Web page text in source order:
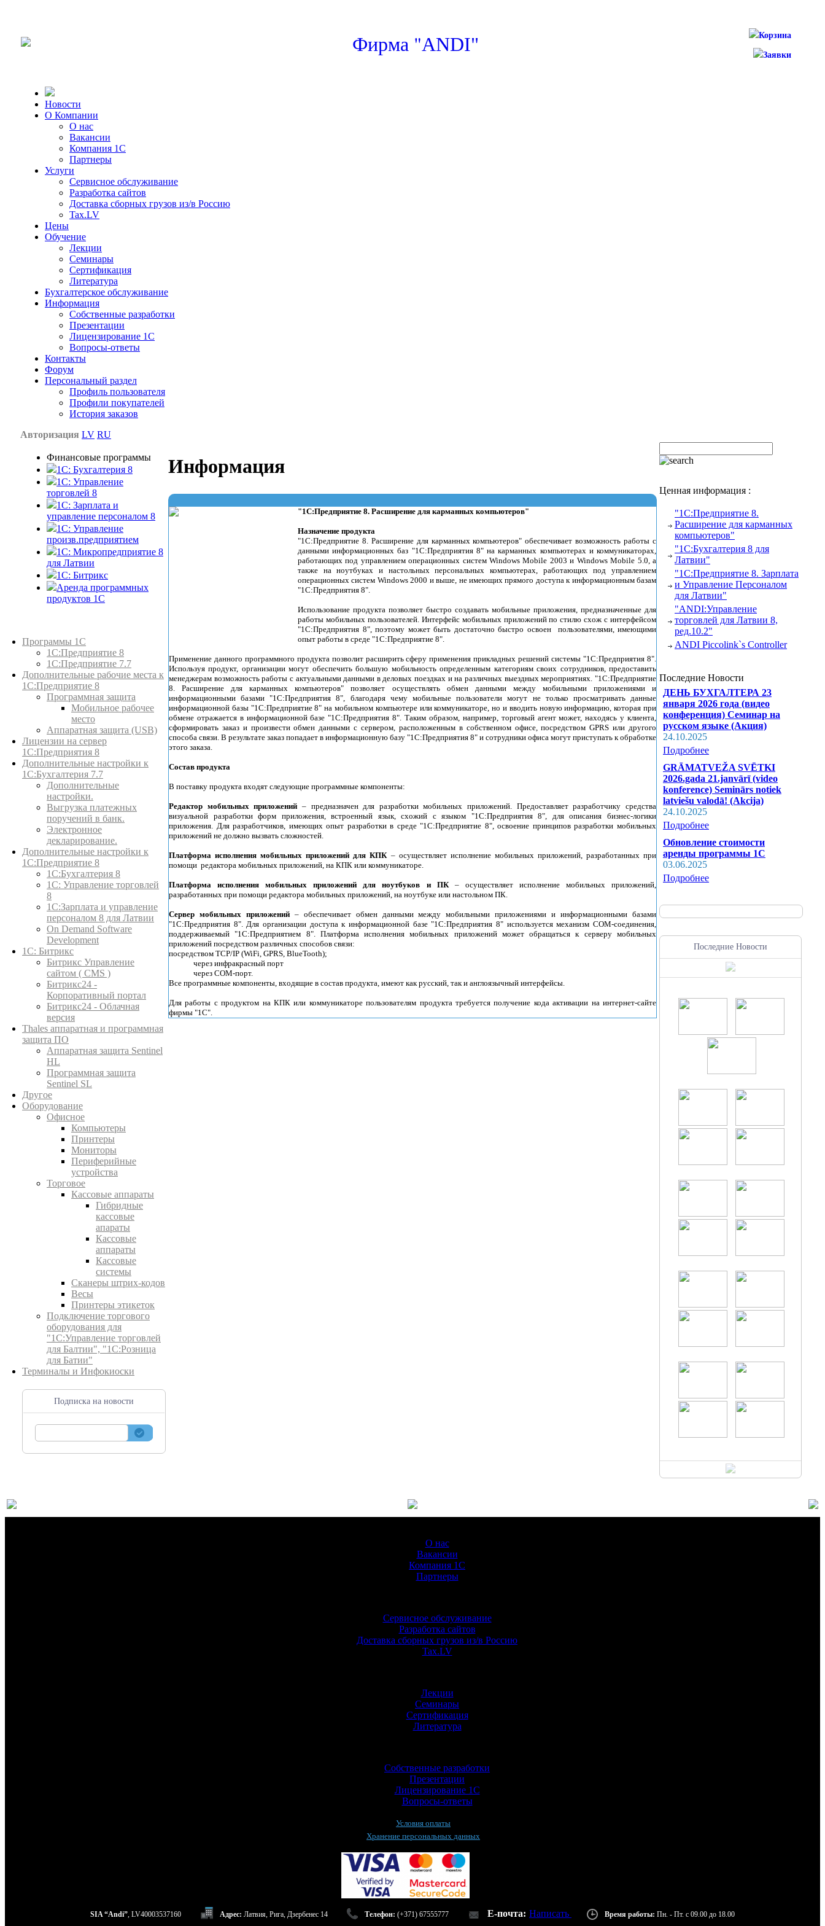
Фирма "ANDI" Корзина
Заявки
Новости
О Компании
О нас
Вакансии
Компания 1С
Партнеры
Услуги
Сервисное обслуживание
Разработка сайтов
Доставка сборных грузов из/в Россию
Tax.LV
Цены
Обучение
Лекции
Семинары
Сертификация
Литература
Бухгалтерское обслуживание
Информация
Собственные разработки
Презентации
Лицензирование 1С
Вопросы-ответы
Контакты
Форум
Персональный раздел
Профиль пользователя
Профили покупателей
История заказов
Авторизация LV RU
Финансовые программы
1С: Бухгалтерия 8
1C: Управление
торговлей 8
1C: Зарплата и
управление персоналом 8
1C: Управление
произв.предприятием
1С: Микропредприятие 8
для Латвии
1C: Битрикс
Аренда программных
продуктов 1С
Программы 1С
1С:Предприятие 8
1С:Предприятие 7.7
Дополнительные рабочие места к
1С:Предприятие 8
Программная защита
Мобильное рабочее
место
Аппаратная защита (USB)
Лицензии на сервер
1С:Предприятия 8
Дополнительные настройки к
1С:Бухгалтерия 7.7
Дополнительные
настройки.
Выгрузка платежных
поручений в банк.
Электронное
декларирование.
Дополнительные настройки к
1С:Предприятие 8
1С:Бухгалтерия 8
1C: Управление торговлей
8
1С:Зарплата и управление
персоналом 8 для Латвии
On Demand Software
Development
1С: Битрикс
Битрикс Управление
сайтом ( CMS )
Битрикс24 -
Корпоративный портал
Битрикс24 - Облачная
версия
Thales аппаратная и программная
защита ПО
Аппаратная защита Sentinel
HL
Программная защита
Sentinel SL
Другое
Оборудование
Офисное
Компьютеры
Принтеры
Мониторы
Периферийные
устройства
Торговое
Кассовые аппараты
Гибридные
кассовые
апараты
Кассовые
аппараты
Кассовые
системы
Сканеры штрих-кодов
Весы
Принтеры этикеток
Подключение торгового
оборудования для
"1С:Управление торговлей
для Балтии", "1С:Розница
для Батии"
Терминалы и Инфокиоски
Подписка на новости
Информация
"1С:Предприятие 8. Расширение для карманных компьютеров"
Назначение продукта
"1С:Предприятие 8. Расширение для карманных компьютеров" обеспечивает возможность работы с
данными информационных баз "1С:Предприятия 8" на карманных компьютерах и коммуникаторах,
работающих под управлением операционных систем Windows Mobile 2003 и Windows Mobile 5.0, а
также на ноутбуках и настольных персональных компьютерах, работающих под управлением
операционных систем Windows 2000 и выше, не имеющих прямого доступа к информационным базам
"1С:Предприятия 8".
Использование продукта позволяет быстро создавать мобильные приложения, предназначенные для
работы мобильных пользователей. Интерфейс мобильных приложений по стилю схож с интерфейсом
"1С:Предприятия 8", поэтому может быть достаточно быстро освоен пользователями, имеющими
опыт работы в среде "1С:Предприятие 8".
Применение данного программного продукта позволит расширить сферу применения прикладных решений системы "1С:Предприятия 8".
Используя продукт, организации могут обеспечить большую мобильность определенным категориям своих сотрудников, предоставить
менеджерам возможность работы с актуальными данными в деловых поездках и на различных выездных мероприятиях. "1С:Предприятие
8. Расширение для карманных компьютеров" позволяет осуществлять обмен данными между мобильными приложениями и
информационными базами "1С:Предприятия 8", благодаря чему мобильные пользователи могут не только просматривать данные
информационной базы "1С:Предприятие 8" на мобильном компьютере или коммуникаторе, но и вводить новую информацию, которая при
обмене отражается в информационной базе "1С:Предприятия 8". Таким образом, например, торговый агент может, находясь у клиента,
сформировать заказ и произвести обмен данными с сервером, расположенным в собственном офисе, посредством GPRS или другого
способа связи. В результате заказ попадает в информационную базу "1С:Предприятия 8" и сотрудники офиса могут приступать к обработке
этого заказа.
Состав продукта
В поставку продукта входят следующие программные компоненты:
Редактор мобильных приложений – предназначен для разработки мобильных приложений. Предоставляет разработчику средства
визуальной разработки форм приложения, встроенный язык, схожий с языком "1С:Предприятия 8", для описания бизнес-логики
приложения. Для разработчиков, имеющих опыт разработки в среде "1С:Предприятие 8", освоение принципов разработки мобильных
приложений не должно вызвать сложностей.
Платформа исполнения мобильных приложений для КПК – осуществляет исполнение мобильных приложений, разработанных при
помощи редактора мобильных приложений, на КПК или коммуникаторе.
Платформа исполнения мобильных приложений для ноутбуков и ПК– осуществляет исполнение мобильных приложений,
разработанных при помощи редактора мобильных приложений, на ноутбуке или настольном ПК.
Сервер мобильных приложений– обеспечивает обмен данными между мобильными приложениями и информационными базами
"1С:Предприятия 8". Для организации доступа к информационной базе "1С:Предприятия 8" используется механизм COM-соединения,
поддерживаемый "1С:Предприятием 8". Платформа исполнения мобильных приложений может обращаться к серверу мобильных
приложений посредством различных способов связи:
посредством TCP/IP (WiFi, GPRS, BlueTooth);
через инфракрасный порт
через COM-порт.
Все программные компоненты, входящие в состав продукта, имеют как русский, так и англоязычный интерфейсы.
Для работы с продуктом на КПК или коммуникаторе пользователям продукта требуется получение кода активации на интернет-сайте
фирмы "1С".
Ценная информация :
"1С:Предприятие 8.
Расширение для карманных
компьютеров"
"1С:Бухгалтерия 8 для
Латвии"
"1С:Предприятие 8. Зарплата
и Управление Персоналом
для Латвии"
"ANDI:Управление
торговлей для Латвии 8,
ред.10.2"
ANDI Piccolink`s Controller
Последние Новости
ДЕНЬ БУХГАЛТЕРА 23
января 2026 года (видео
конференция) Семинар на
русском языке (Акция)
24.10.2025
Подробнее
GRĀMATVEŽA SVĒTKI
2026.gada 21.janvārī (video
konference) Seminārs notiek
latviešu valodā! (Akcija)
24.10.2025
Подробнее
Обновление стоимости
аренды программы 1С
03.06.2025
Подробнее
Последние Новости
О нас
Вакансии
Компания 1С
Партнеры
Сервисное обслуживание
Разработка сайтов
Доставка сборных грузов из/в Россию
Tax.LV
Лекции
Семинары
Сертификация
Литература
Собственные разработки
Презентации
Лицензирование 1С
Вопросы-ответы
Условия оплаты
Хранение персональных данных
SIA “Andi”, LV40003537160 Адрес: Латвия, Рига, Дзербенес 14 Телефон: (+371) 67555777 E-почта: Написать Время работы: Пн. - Пт. с 09.00 до 18.00